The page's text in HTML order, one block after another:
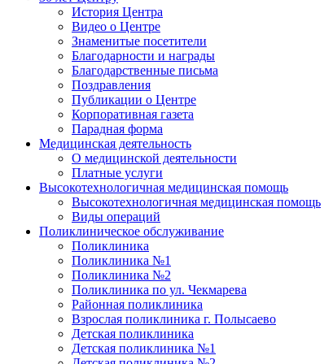
История Центра
Видео о Центре
Знаменитые посетители
Благодарности и награды
Благодарственные письма
Поздравления
Публикации о Центре
Корпоративная газета
Парадная форма
Медицинская деятельность
О медицинской деятельности
Платные услуги
Высокотехнологичная медицинская помощь
Высокотехнологичная медицинская помощь
Виды операций
Поликлиническое обслуживание
Поликлиника
Поликлиника №1
Поликлиника №2
Поликлиника по ул. Чекмарева
Районная поликлиника
Взрослая поликлиника г. Полысаево
Детская поликлиника
Детская поликлиника №1